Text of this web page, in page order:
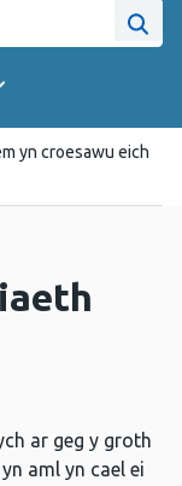
yn croesawu eich
ar geg y groth
aml yn cael ei